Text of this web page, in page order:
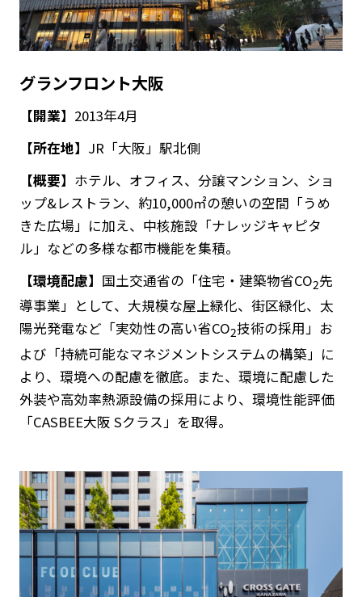
グランフロント大阪
【開業】 2013年4月
【所在地】 JR「大阪」駅北側
【概要】 ホテル、オフィス、分譲マンション、ショ
ップ&レストラン、約10,000㎡の憩いの空間「うめ
きた広場」に加え、中核施設「ナレッジキャピタ
ル」などの多様な都市機能を集積。
【環境配慮】 国土交通省の「住宅・建築物省CO2先
導事業」として、大規模な屋上緑化、街区緑化、太
陽光発電など「実効性の高い省CO2技術の採用」お
よび「持続可能なマネジメントシステムの構築」に
より、環境への配慮を徹底。また、環境に配慮した
外装や高効率熱源設備の採用により、環境性能評価
「CASBEE大阪 Sクラス」を取得。